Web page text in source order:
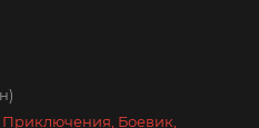
Боевик,